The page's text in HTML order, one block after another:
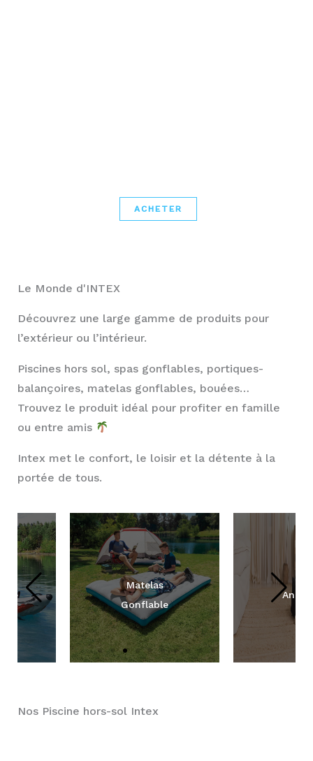
ACHETER
Le Monde d'INTEX
Découvrez une large gamme de produits pour
l’extérieur ou l’intérieur.
Piscines hors sol, spas gonflables, portiques-
balançoires, matelas gonflables, bouées…
Trouvez le produit idéal pour profiter en famille
ou entre amis
Intex met le confort, le loisir et la détente à la
portée de tous.
Matelas
Gonflable
Animalerie
Nos Piscine hors-sol Intex